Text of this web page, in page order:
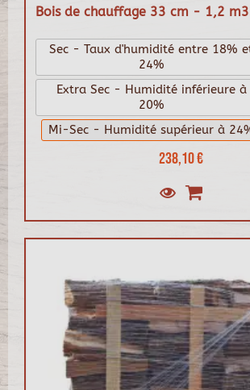
Bois de chauffage 33 cm - 1,2
238,10 €
Sec - Taux d'humidité entre 18%
24%
Extra Sec - Humidité inférieure à
20%
Mi-Sec - Humidité supérieur à